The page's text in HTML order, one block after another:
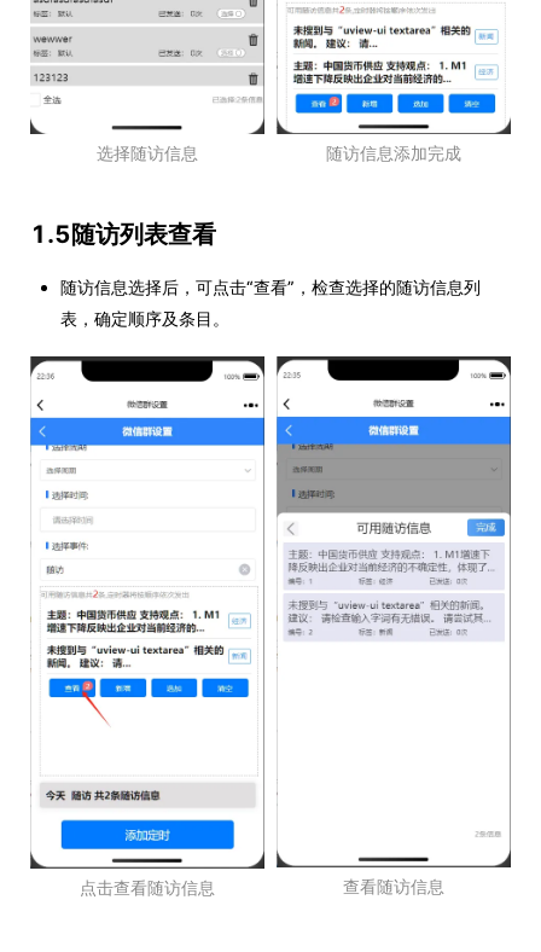
选择随访信息 随访信息添加完成
1.5随访列表查看
随访信息选择后，可点击“查看”，检查选择的随访信息列
表，确定顺序及条目。
点击查看随访信息 查看随访信息